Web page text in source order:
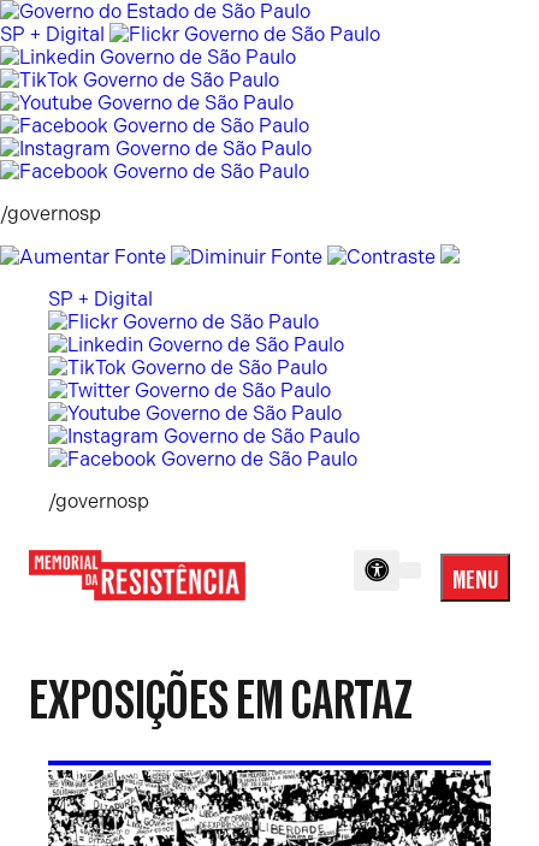
Pular
para
o
conteúdo
SP + Digital
/governosp
SP + Digital
/governosp
MENU
Menu
EXPOSIÇÕES EM CARTAZ